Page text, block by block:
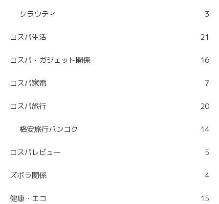
クラウティ 3
コスパ生活 21
コスパ・ガジェット関係 16
コスパ家電 7
コスパ旅行 20
格安旅行バンコク 14
コスパレビュー 5
ズボラ関係 4
健康・エコ 15